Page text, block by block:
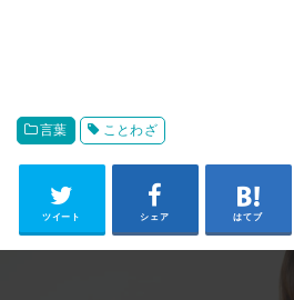
言葉 ことわざ
ツイート シェア はてブ